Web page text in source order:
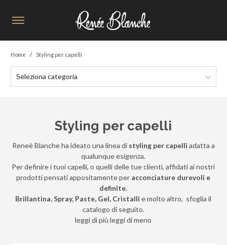
Home Styling per capelli
Seleziona categoria
Styling per capelli
Reneè Blanche ha ideato una linea di styling per capelli adatta a
qualunque esigenza.
Per definire i tuoi capelli, o quelli delle tue clienti, affidati ai nostri
prodotti pensati appositamente per acconciature durevoli e
definite.
Brillantina, Spray, Paste, Gel, Cristalli e molto altro, sfoglia il
catalogo di seguito.
leggi di più leggi di meno